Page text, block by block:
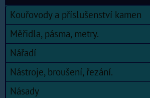
Kouřovody a příslušenství kamen
Měřidla, pásma, metry.
Nářadí
Nástroje, broušení, řezání.
Násady